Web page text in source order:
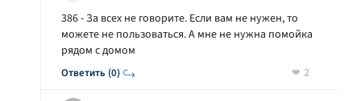
Ответить (0)
386 - За всех не говорите. Если вам не нужен, то
можете не пользоваться. А мне не нужна помойка
рядом с домом
2